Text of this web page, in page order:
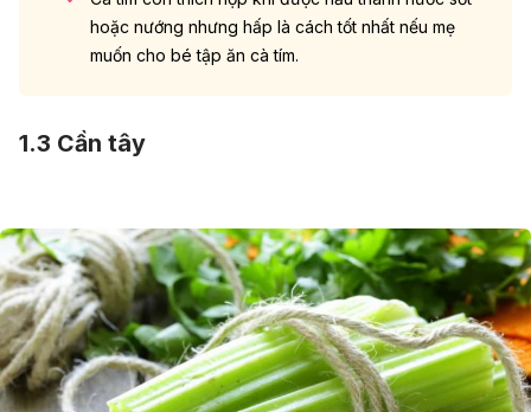
hoặc nướng nhưng hấp là cách tốt nhất nếu mẹ
muốn cho bé tập ăn cà tím.
1.3 Cần tây